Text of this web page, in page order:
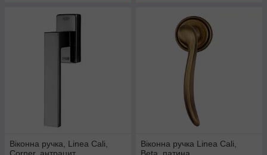
Віконна ручка, Linea Cali,
Віконна ручка Linea Cali,